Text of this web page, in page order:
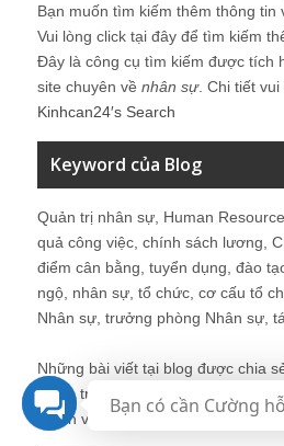
Bạn muốn tìm kiếm thêm thông tin
Vui lòng click tại đây để tìm kiếm
Đây là công cụ tìm kiếm được tích
site chuyên về nhân sự. Chi tiết vui
Kinhcan24′s Search
Keyword của Blog
Quản trị nhân sự, Human
quả công việc, chính sách lương,
điểm cân bằng, tuyển dụng, đào
ngộ, nhân sự, tổ chức, cơ cấu tổ
Nhân sự, trưởng phòng Nhân sự,
Những bài viết tại blog được chia
Quản trị Nhân sự Nguyễn Hùng
thành viên khác trong cộng đồng
Bạn có cần Cường